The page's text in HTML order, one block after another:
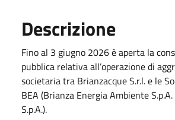
Descrizione
Fino al 3 giugno 2026 è aperta la
pubblica relativa all’operazione di
societaria tra Brianzacque S.r.l. e le
BEA (Brianza Energia Ambiente
S.p.A.).